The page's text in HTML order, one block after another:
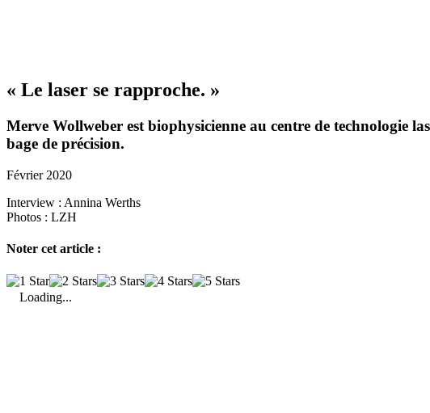
« Le laser se rapproche. »
Merve Woll­weber est biophy­si­cienne au centre de tech­no­logie
bage de préci­sion.
Février 2020
Interview : Annina Werths
Photos : LZH
Noter cet article :
Loading...